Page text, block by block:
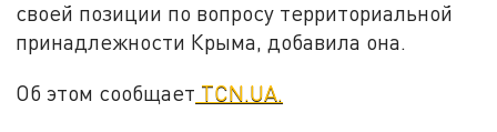
своей позиции по вопросу территориальной
принадлежности Крыма, добавила она.
Об этом сообщает TCN.UA.